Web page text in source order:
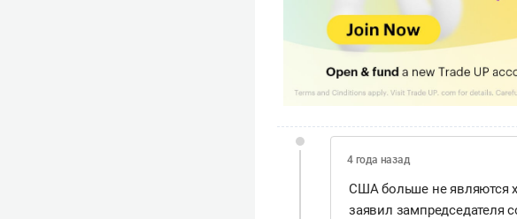
4 года назад
США больше не являются
заявил зампредседателя